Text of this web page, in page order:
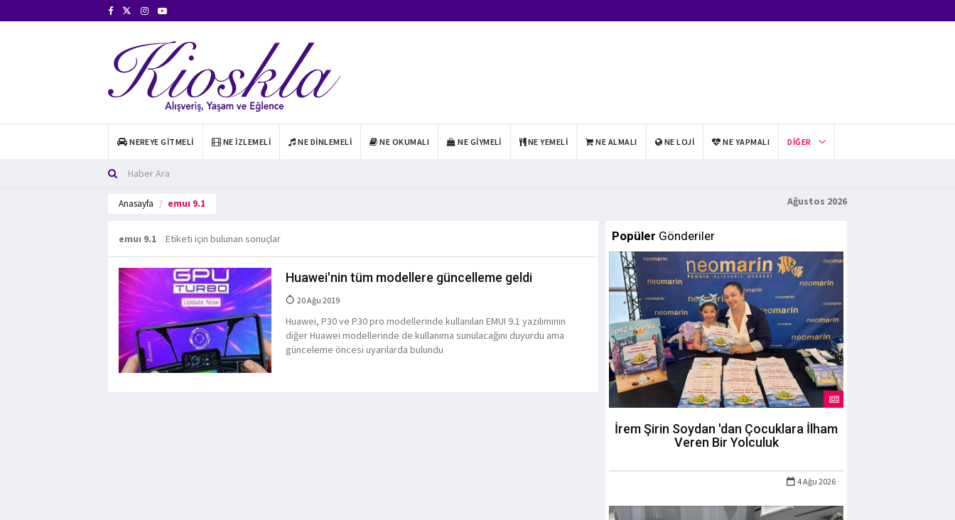
NEREYE GITMELI NE İZLEMELI NE DINLEMELI NE OKUMALI NE GIYMELI NE YEMELI NE ALMALI NE LOJI NE YAPMALI DIĞER
Anasayfa emuı 9.1 Ağustos 2026
emuı 9.1 Etiketi için bulunan sonuçlar
Huawei'nin tüm modellere güncelleme geldi
20 Ağu 2019
Huawei, P30 ve P30 pro modellerinde kullanılan EMUI 9.1 yazılımının
diğer Huawei modellerinde de kullanıma sunulacağını duyurdu ama
günceleme öncesi uyarılarda bulundu
Popüler Gönderiler
İrem Şirin Soydan 'dan Çocuklara İlham
Veren Bir Yolculuk
4 Ağu 2026